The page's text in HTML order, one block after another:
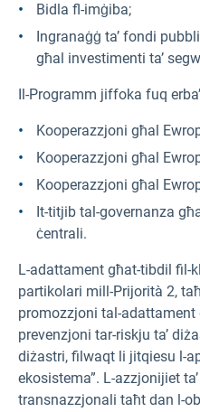
Bidla fl-imġiba;
Ingranaġġ ta’ fondi
għal investimenti ta’
Il-Programm jiffoka fuq
Kooperazzjoni għal
Kooperazzjoni għal
Kooperazzjoni għal
It-titjib tal-governanza
ċentrali.
L-adattament għat-tibdil fil-
partikolari mill-Prijorità 2,
promozzjoni tal-
prevenzjoni tar-riskju ta’
diżastri, filwaqt li jitqiesu l-
ekosistema”. L-azzjonijiet
transnazzjonali taħt dan l-